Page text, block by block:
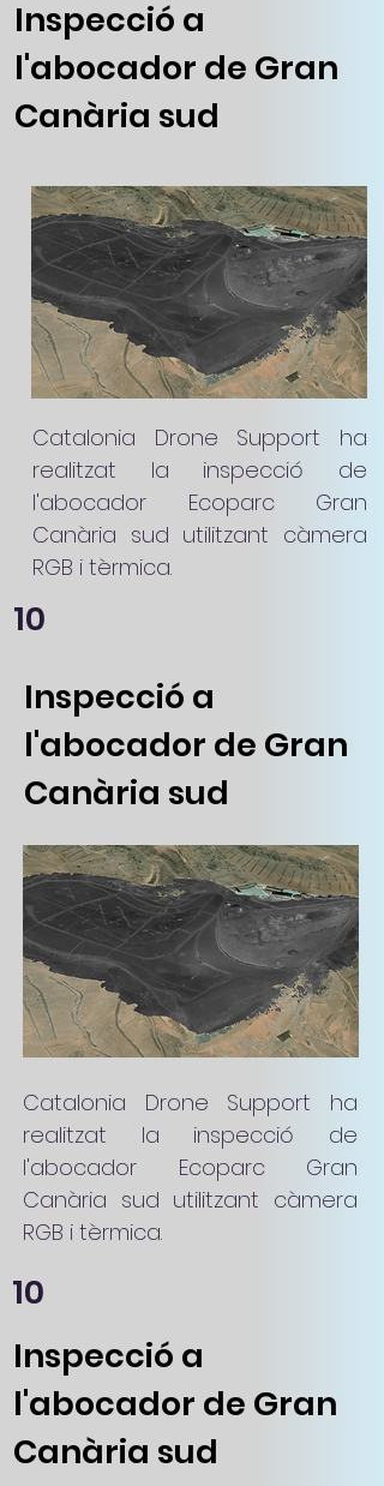
Inspecció a
l'abocador de Gran
Canària sud
Catalonia Drone Support ha
realitzat la inspecció de
l'abocador Ecoparc Gran
Canària sud utilitzant càmera
RGB i tèrmica.
10
Inspecció a
l'abocador de Gran
Canària sud
Catalonia Drone Support ha
realitzat la inspecció de
l'abocador Ecoparc Gran
Canària sud utilitzant càmera
RGB i tèrmica.
10
Inspecció a
l'abocador de Gran
Canària sud